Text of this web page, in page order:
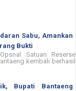
Sabu, Amankan
Bukti
Satuan Reserse
kembali berhasil
Bupati Bantaeng